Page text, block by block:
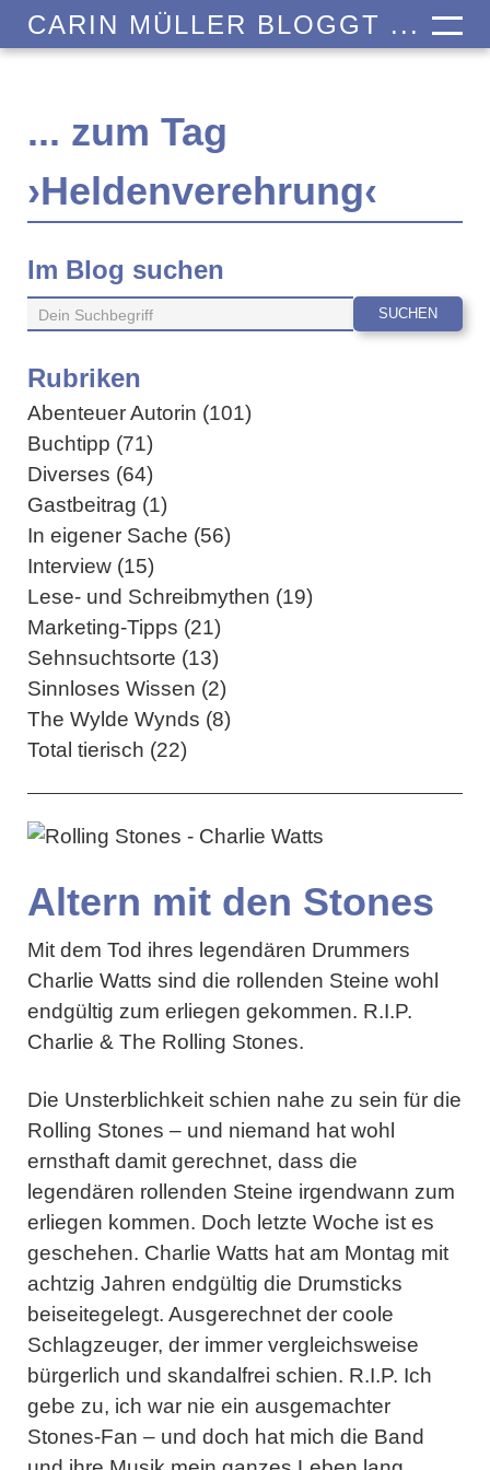
CARIN MÜLLER BLOGGT ...
... zum Tag
›Heldenverehrung‹
Altern mit den Stones
Mit dem Tod ihres legendären Drummers
Charlie Watts sind die rollenden Steine wohl
endgültig zum erliegen gekommen. R.I.P.
Charlie & The Rolling Stones.
Die Unsterblichkeit schien nahe zu sein für die
Rolling Stones – und niemand hat wohl
ernsthaft damit gerechnet, dass die
legendären rollenden Steine irgendwann zum
erliegen kommen. Doch letzte Woche ist es
geschehen. Charlie Watts hat am Montag mit
achtzig Jahren endgültig die Drumsticks
beiseitegelegt. Ausgerechnet der coole
Schlagzeuger, der immer vergleichsweise
bürgerlich und skandalfrei schien. R.I.P. Ich
gebe zu, ich war nie ein ausgemachter
Stones-Fan – und doch hat mich die Band
Im Blog suchen
Rubriken
Abenteuer Autorin (101)
Buchtipp (71)
Diverses (64)
Gastbeitrag (1)
In eigener Sache (56)
Interview (15)
Lese- und Schreibmythen (19)
Marketing-Tipps (21)
Sehnsuchtsorte (13)
Sinnloses Wissen (2)
The Wylde Wynds (8)
Total tierisch (22)